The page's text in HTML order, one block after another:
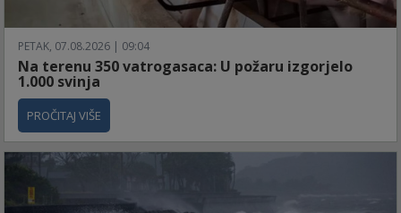
PETAK, 07.08.2026 | 09:04
Na terenu 350 vatrogasaca: U požaru izgorjelo
1.000 svinja
PROČITAJ VIŠE